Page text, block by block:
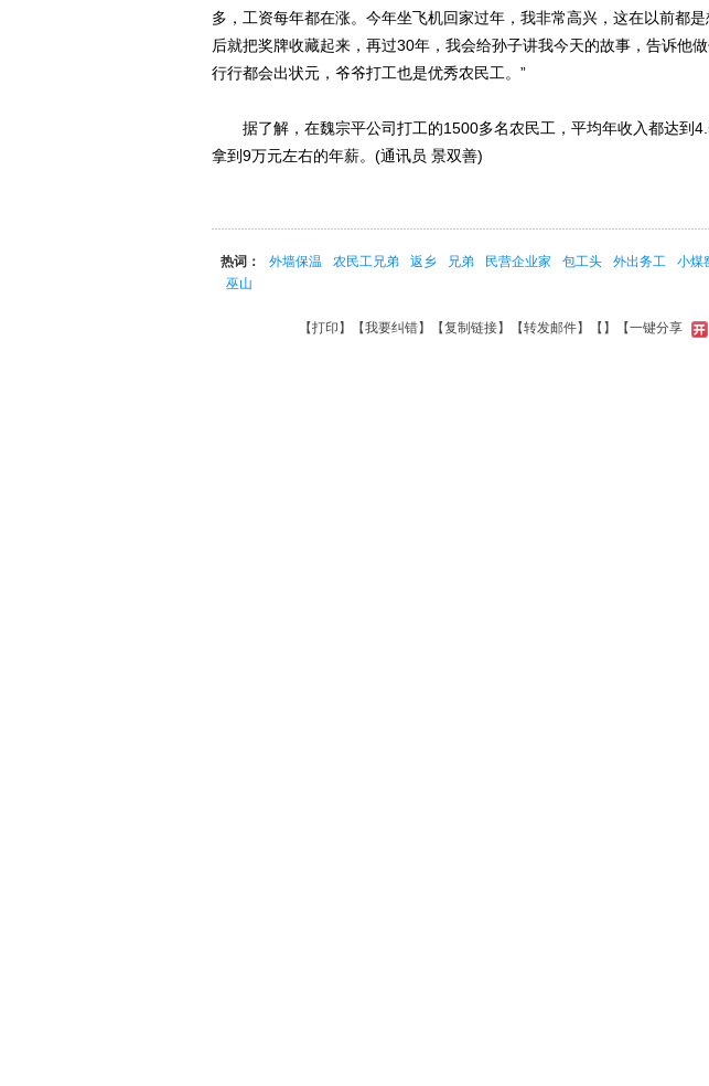
多，工资每年都在涨。今年坐飞机回家过年，我非常高兴，这在以前都
后就把奖牌收藏起来，再过30年，我会给孙子讲我今天的故事，告诉他
行行都会出状元，爷爷打工也是优秀农民工。”
据了解，在魏宗平公司打工的1500多名农民工，平均年收入都达到
拿到9万元左右的年薪。(通讯员 景双善)
热词： 外墙保温 农民工兄弟 返乡 兄弟 民营企业家 包工头 外出务工 小煤
巫山
【打印 】【我要纠错】【复制链接】【转发邮件】【 】 【一键分享